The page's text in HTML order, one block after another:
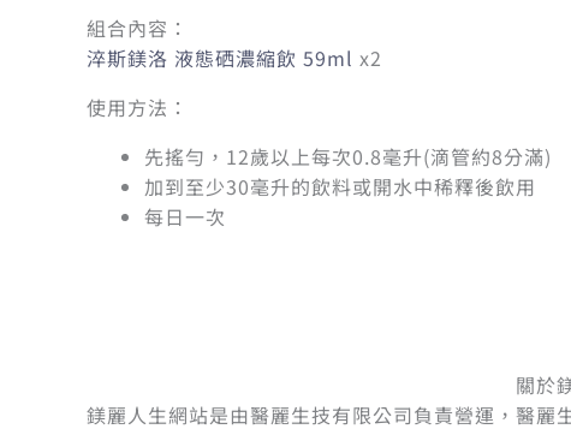
組合內容：
淬斯鎂洛 液態硒濃縮飲 59ml x2
使用方法：
先搖勻，12歲以上每次0.8毫升(滴管約8分滿)
加到至少30毫升的飲料或開水中稀釋後飲用
每日一次
關於
鎂麗人生網站是由醫麗生技有限公司負責營運，醫麗